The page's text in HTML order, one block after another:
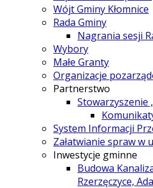
Wójt Gminy Kłomnice
Rada Gminy
Nagrania sesji
Wybory
Małe Granty
Organizacje
Partnerstwo
Stowarzyszenie
System Informacji
Załatwianie spraw w
Inwestycje gminne
Budowa
Rzerzęczyce,